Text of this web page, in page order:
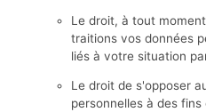
Le droit, à tout
traitions vos données
liés à votre situation
Le droit de s'opposer
personnelles à des